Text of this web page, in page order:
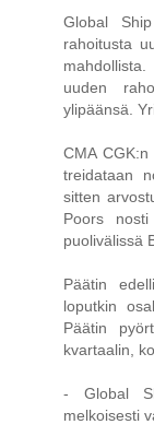
Global
rahoitusta
uuden
ylipäänsä.
CMA
treidataan
sitten
Poors
puolivälissä
Päätin
loputkin
Päätin
kvartaalin,
- Global
melkoisesti